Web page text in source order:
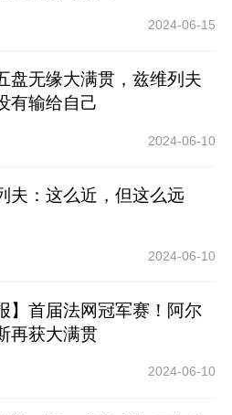
2024-06-15
盘无缘大满贯，兹维列夫
有输给自己
2024-06-10
夫：这么近，但这么远
2024-06-10
】首届法网冠军赛！阿尔
再获大满贯
2024-06-10